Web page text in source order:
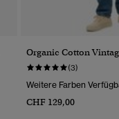
Organic Cotton
(3)
Weitere Farben
CHF 129,00